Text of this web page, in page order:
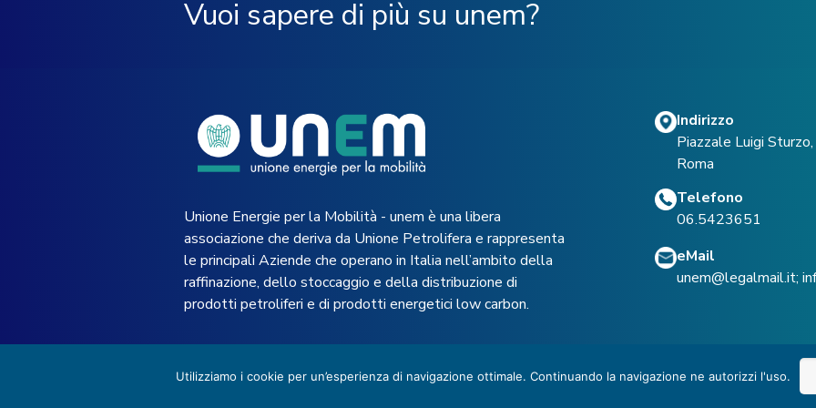
Vuoi sapere di più su unem?
Unione Energie per la Mobilità - unem è una libera
associazione che deriva da Unione Petrolifera e rappresenta
le principali Aziende che operano in Italia nell’ambito della
raffinazione, dello stoccaggio e della distribuzione di
prodotti petroliferi e di prodotti energetici low carbon.
Indirizzo
Piazzale Luigi
Roma
Telefono
06.5423651
eMail
unem@legalmail.it;
© 2022 UNEM -Privacy Policy
Utilizziamo i cookie per un’esperienza di navigazione ottimale. Continuando la navigazione ne autorizzi l'uso.